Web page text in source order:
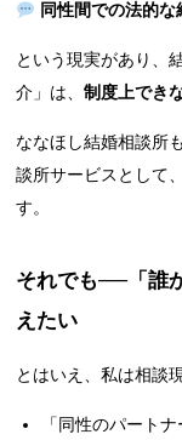
同性間での法的
という現実があり、
介」は、制度上でき
ななほし結婚相談所
談所サービスとして
す。
それでも──「誰
えたい
とはいえ、私は相談
「同性のパート